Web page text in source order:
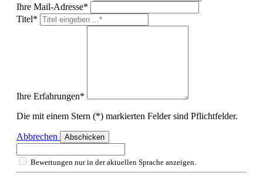
Ihre Mail-Adresse*
Titel*
Ihre Erfahrungen*
Die mit einem Stern (*) markierten Felder sind Pflichtfelder.
Abbrechen Abschicken
Bewertungen nur in der aktuellen Sprache anzeigen.